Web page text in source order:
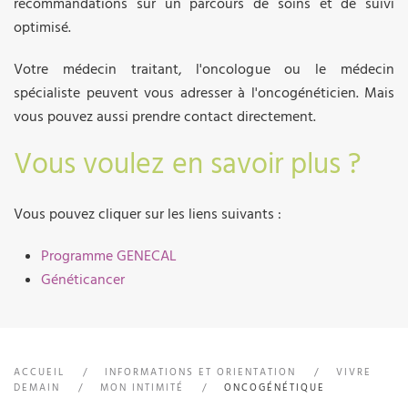
optimisé.
Votre médecin traitant, l'oncologue ou le médecin
spécialiste peuvent vous adresser à l'oncogénéticien. Mais
vous pouvez aussi prendre contact directement.
Vous voulez en savoir plus ?
Vous pouvez cliquer sur les liens suivants :
Programme GENECAL
Généticancer
ACCUEIL INFORMATIONS ET ORIENTATION
VIVRE
DEMAIN
MON INTIMITÉ ONCOGÉNÉTIQUE